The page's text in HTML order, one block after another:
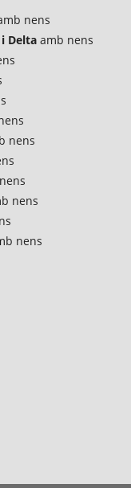
nens
Delta amb nens
nens
nens
nens